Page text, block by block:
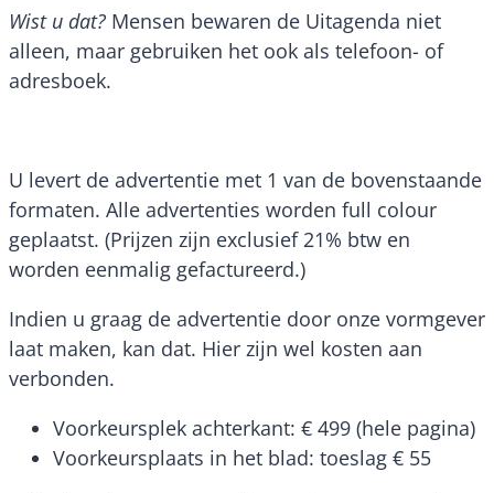
Wist u dat? Mensen bewaren de Uitagenda niet
alleen, maar gebruiken het ook als telefoon- of
adresboek.
U levert de advertentie met 1 van de bovenstaande
formaten. Alle advertenties worden full colour
geplaatst. (Prijzen zijn exclusief 21% btw en
worden eenmalig gefactureerd.)
Indien u graag de advertentie door onze vormgever
laat maken, kan dat. Hier zijn wel kosten aan
verbonden.
Voorkeursplek achterkant: € 499 (hele pagina)
Voorkeursplaats in het blad: toeslag € 55